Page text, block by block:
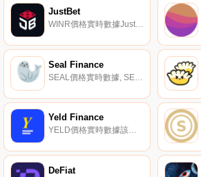
JustBet
WINR價格實時數據JustBet將自己描述為一個去中心化和自主的游戲系統,沒有人與人之間的互動,支付在任何時候都不能被篡改,“每個人都是贏家”.
Seal Finance
SEAL價格實時數據, SEAL-一種實驗協議,作為主要DeFi協議代幣之間的中介,在兩者之間創造更深的流動性。Seal Finance的使命是通過為代幣持有者提供增加流動性的激勵來穩定波動的主要DeFi協議代幣.
Yeld Finance
YELD價格實時數據該項目被描述為具有一個大大改進的收益生成系統,即使YELD代幣持有者完成了穩定幣的賭注,也會獎勵他們。在其他看不見的協議中,實施新的購買和燃燒系統以及獨家的退休收益率。請訪問查看更多詳細信息https://yeld.finance/info.html.
DeFiat